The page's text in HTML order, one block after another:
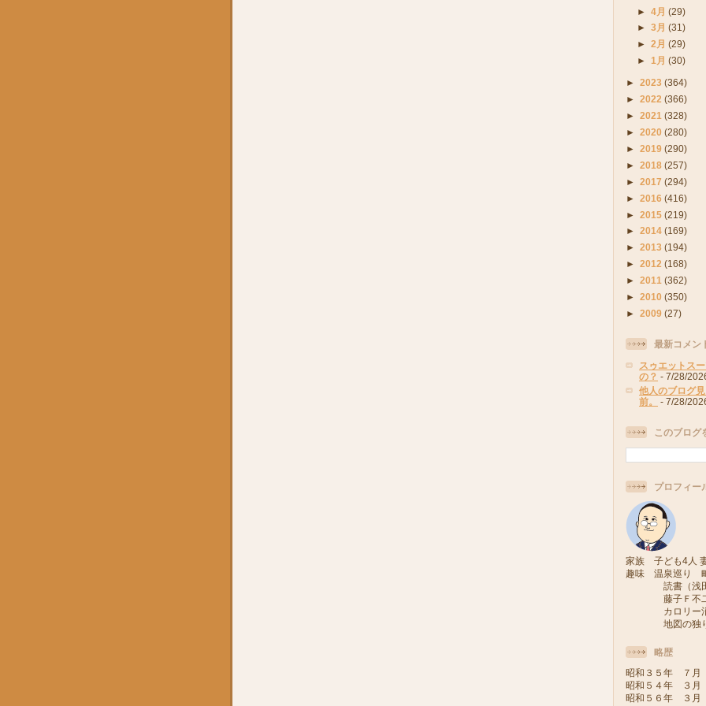
►4月(29)
►3月(31)
►2月(29)
► 1月(30)
► 2023 (364)
► 2022 (366)
► 2021 (328)
► 2020 (280)
► 2019 (290)
► 2018 (257)
► 2017 (294)
► 2016 (416)
► 2015 (219)
► 2014 (169)
► 2013 (194)
► 2012 (168)
► 2011 (362)
► 2010 (350)
► 2009 (27)
最新コメン
スゥエットス
の？ - 7/28/
他人のブログ
前。
- 7/28/
このブログ
プロフィー
家族 子ども4人
趣味 温泉巡り
読書（浅田
藤子Ｆ不二
カロリー消
地図の独り
略歴
昭和３５年 ７
昭和５４年 ３
昭和５６年 ３